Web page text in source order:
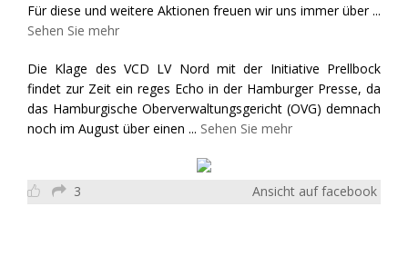
Für diese und weitere Aktionen freuen wir uns immer über ...
Sehen Sie mehr
Die Klage des VCD LV Nord mit der Initiative Prellbock
findet zur Zeit ein reges Echo in der Hamburger Presse, da
das Hamburgische Oberverwaltungsgericht (OVG) demnach
noch im August über einen ... Sehen Sie mehr
3 Ansicht auf facebook